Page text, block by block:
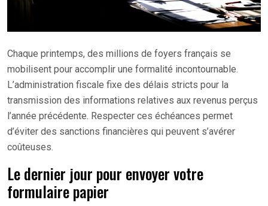
Chaque printemps, des millions de foyers français se
mobilisent pour accomplir une formalité incontournable.
L’administration fiscale fixe des délais stricts pour la
transmission des informations relatives aux revenus perçus
l’année précédente. Respecter ces échéances permet
d’éviter des sanctions financières qui peuvent s’avérer
coûteuses.
Le dernier jour pour envoyer votre
formulaire papier